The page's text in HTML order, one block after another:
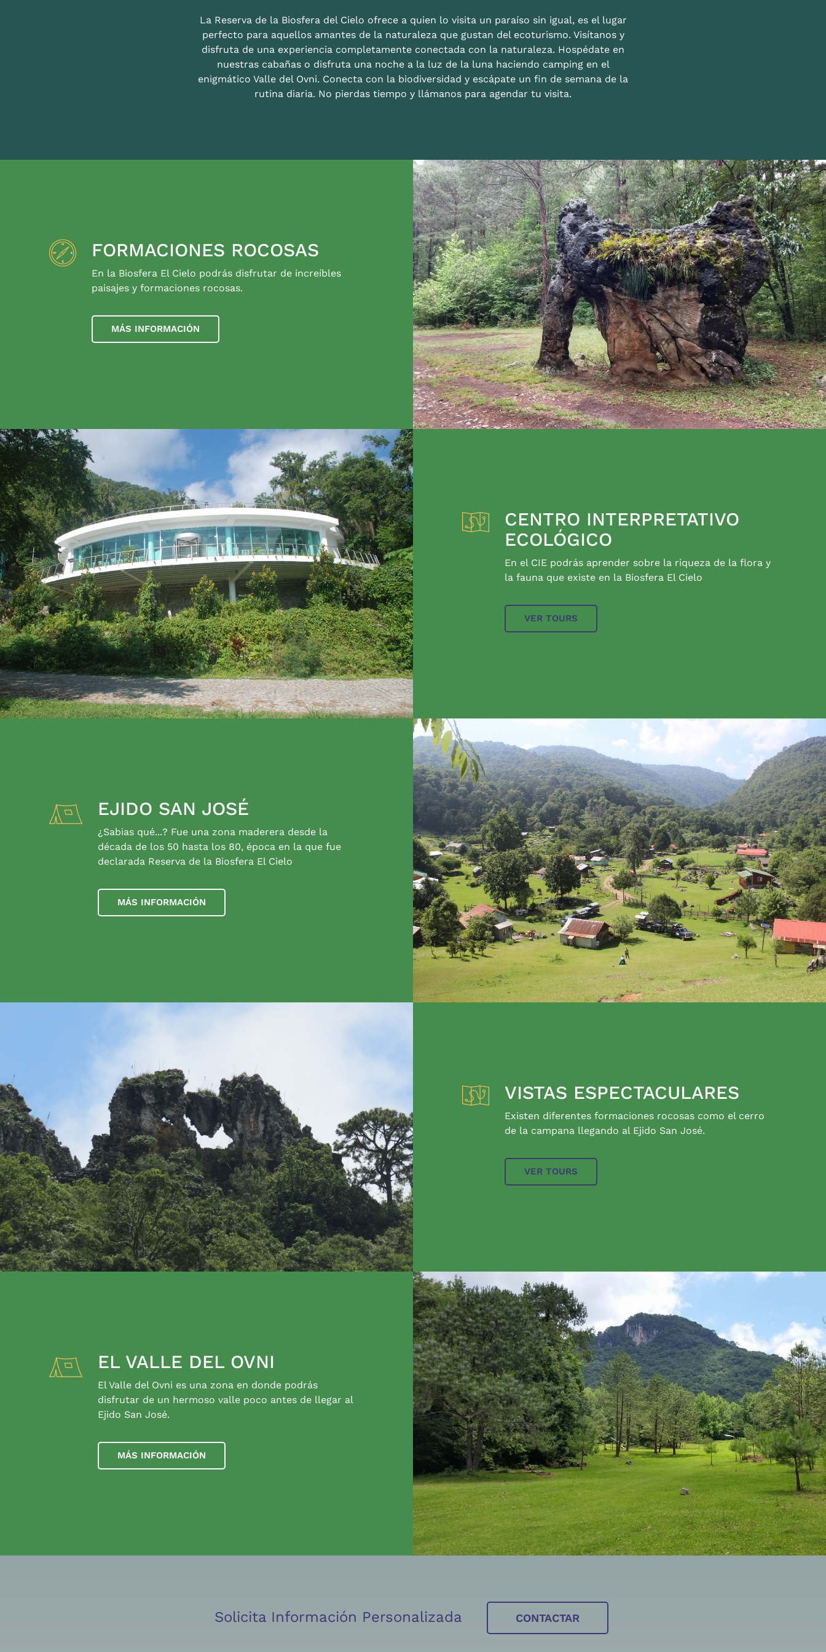
La Reserva de la Biosfera del Cielo ofrece a quien lo visita un paraíso sin igual, es el lugar
perfecto para aquellos amantes de la naturaleza que gustan del ecoturismo. Visítanos y
disfruta de una experiencia completamente conectada con la naturaleza. Hospédate en
nuestras cabañas o disfruta una noche a la luz de la luna haciendo camping en el
enigmático Valle del Ovni. Conecta con la biodiversidad y escápate un fin de semana de la
rutina diaria. No pierdas tiempo y llámanos para agendar tu visita.
FORMACIONES ROCOSAS
En la Biosfera El Cielo podrás disfrutar de increíbles
paisajes y formaciones rocosas.
MÁS INFORMACIÓN
CENTRO INTERPRETATIVO
ECOLÓGICO
En el CIE podrás aprender sobre la riqueza de la flora y
la fauna que existe en la Biosfera El Cielo
VER TOURS
EJIDO SAN JOSÉ
¿Sabias qué...? Fue una zona maderera desde la
década de los 50 hasta los 80, época en la que fue
declarada Reserva de la Biosfera El Cielo
MÁS INFORMACIÓN
VISTAS ESPECTACULARES
Existen diferentes formaciones rocosas como el cerro
de la campana llegando al Ejido San José.
VER TOURS
EL VALLE DEL OVNI
El Valle del Ovni es una zona en donde podrás
disfrutar de un hermoso valle poco antes de llegar al
Ejido San José.
MÁS INFORMACIÓN
Solicita Información Personalizada CONTACTAR